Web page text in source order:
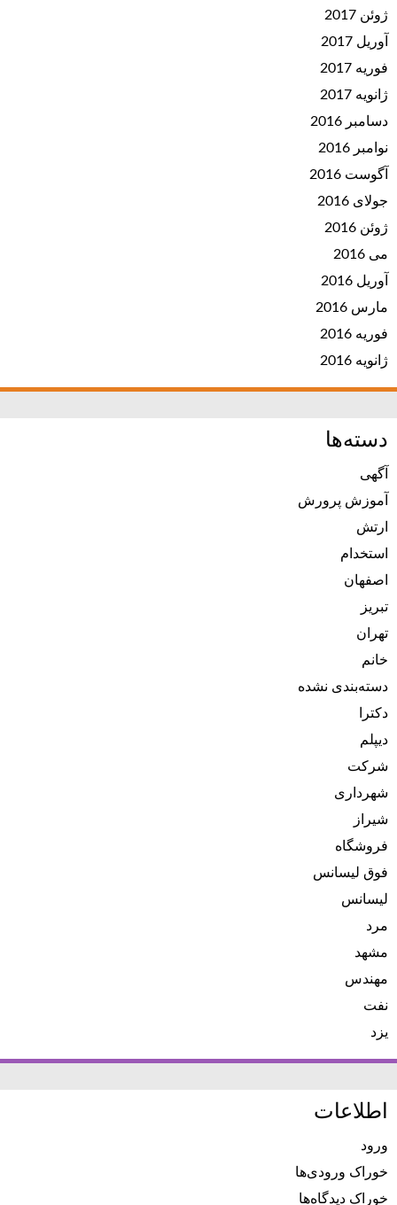
ژوئن 2017
آوریل 2017
فوریه 2017
ژانویه 2017
دسامبر 2016
نوامبر 2016
آگوست 2016
جولای 2016
ژوئن 2016
می 2016
آوریل 2016
مارس 2016
فوریه 2016
ژانویه 2016
دسته‌ها
آگهی
آموزش پرورش
ارتش
استخدام
اصفهان
تبریز
تهران
خانم
دسته‌بندی نشده
دکترا
دیپلم
شرکت
شهرداری
شیراز
فروشگاه
فوق لیسانس
لیسانس
مرد
مشهد
مهندس
نفت
یزد
اطلاعات
ورود
خوراک ورودی‌ها
خوراک دیدگاه‌ها